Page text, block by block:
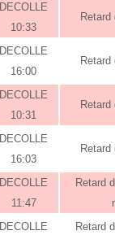
DECOLLE
10:33
Retard
DECOLLE
16:00
Retard
DECOLLE
10:31
Retard
DECOLLE
16:03
Retard
DECOLLE
11:47
Retard
DECOLLE
Retard